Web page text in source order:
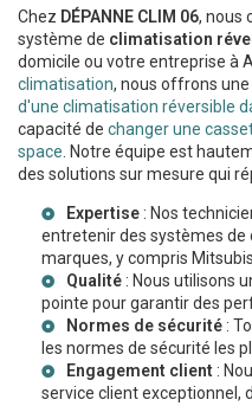
Chez DÉPANNE CLIM 06, nous
système de climatisation
domicile ou votre entreprise à
climatisation, nous offrons
d'une climatisation réversible
capacité de changer une
space . Notre équipe est
des solutions sur mesure qui
Expertise : Nos
entretenir des systèmes
marques, y compris
Qualité : Nous utilisons
pointe pour garantir des
Normes de sécurité :
les normes de sécurité les
Engagement client :
service client exceptionnel,